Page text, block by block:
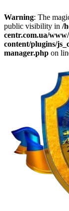
Warning: The
public visibility in /
centr.com.ua/
content/plugins/
manager.php on